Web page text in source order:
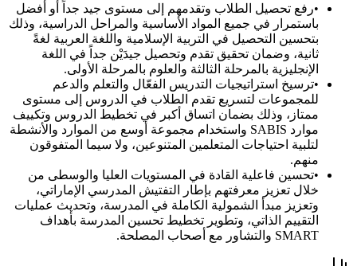
•رفع تحصيل الطلاب وتقدمهم إلى مستوى جيد جداً أو أفضل
باستمرار في جميع المواد الأساسية والمراحل الدراسية، وذلك
بتحسين التحصيل في التربية الإسلامية واللغة العربية لغةً
ثانية، وضمان تحقيق تقدم وتحصيل جيدَيْن جداً في اللغة
الإنجليزية بالمرحلة الثالثة والعلوم بالمرحلة الأولى.
•ترسيخ استراتيجيات التدريس الفعّال والتعلم والدعم
للمجموعات لتسريع تقدم الطلاب في الدروس إلى مستوى
ممتاز، وذلك بضمان اتساق أكبر في تخطيط الدروس وتكييف
موارد SABIS واستخدام مجموعة أوسع من الموارد والأنشطة
لتلبية احتياجات المتعلمين المتنوعين، ولا سيما المتفوقون
منهم.
•تحسين فاعلية القادة في المستويات العليا والوسطى من
خلال تعزيز معرفتهم بإطار التفتيش المدرسي الإماراتي،
وتعزيز مبدأ الشمولية الكاملة في المدرسة، وتحديث عمليات
التقييم الذاتي، وتطوير تخطيط تحسين المدرسة بأهداف
SMART والتشاور مع أصحاب المصلحة.